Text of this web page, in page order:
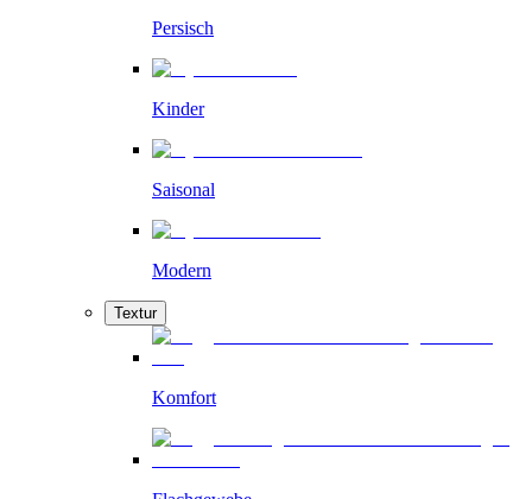
Persisch
Kinder
Saisonal
Modern
Textur
Komfort